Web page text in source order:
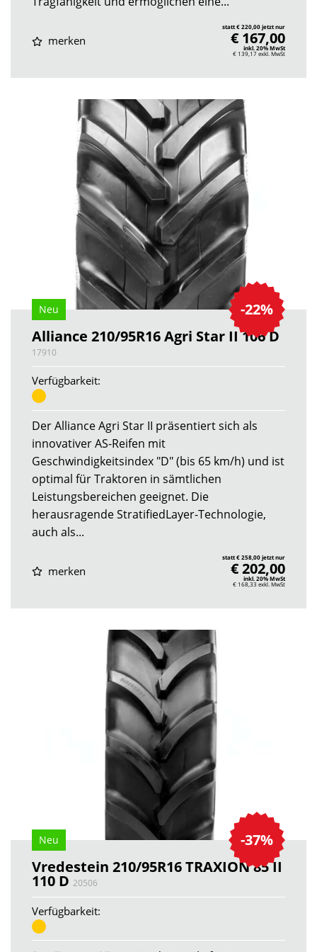
merken
statt € 220,00 jetzt nur
€ 167,00
inkl. 20% MwSt
€ 139,17exkl. MwSt
-22%
Neu
Alliance 210/95R16 Agri Star II 106 D
17910
Verfügbarkeit:
Der Alliance Agri Star II präsentiert sich als
innovativer AS-Reifen mit
Geschwindigkeitsindex "D" (bis 65 km/h) und ist
optimal für Traktoren in sämtlichen
Leistungsbereichen geeignet. Die
herausragende StratifiedLayer-Technologie,
auch als...
merken
statt € 258,00 jetzt nur
€ 202,00
inkl. 20% MwSt
€ 168,33 exkl. MwSt
-37%
Neu
Vredestein 210/95R16 TRAXION 85 II
110 D 20506
Verfügbarkeit: